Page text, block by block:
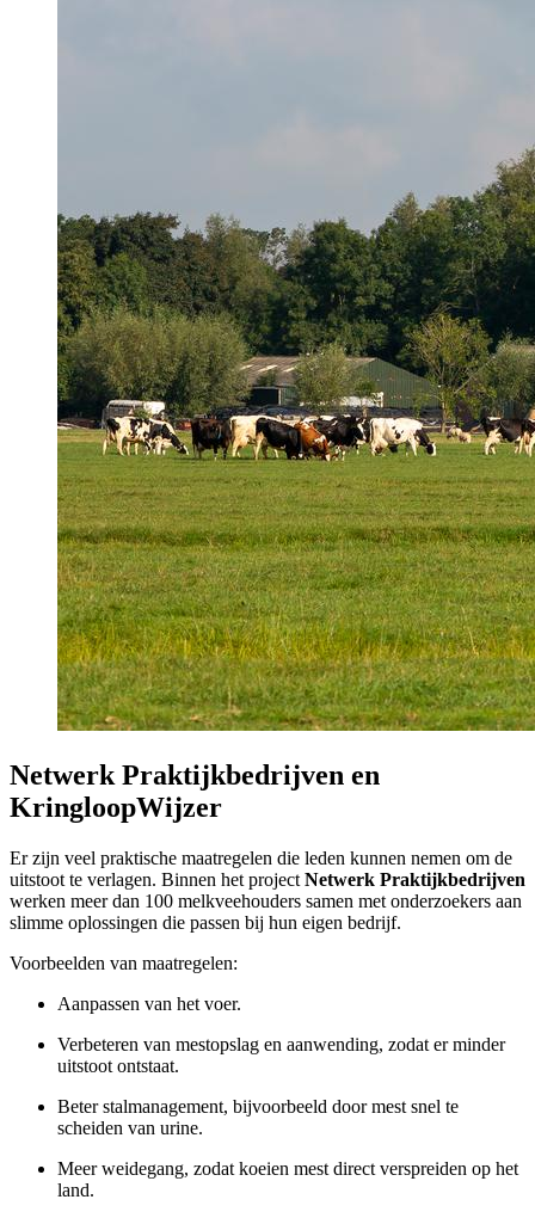
Netwerk Praktijkbedrijven en
KringloopWijzer
Er zijn veel praktische maatregelen die leden kunnen nemen om de
uitstoot te verlagen. Binnen het project Netwerk Praktijkbedrijven
werken meer dan 100 melkveehouders samen met onderzoekers aan
slimme oplossingen die passen bij hun eigen bedrijf.
Voorbeelden van maatregelen:
Aanpassen van het voer.
Verbeteren van mestopslag en aanwending, zodat er minder
uitstoot ontstaat.
Beter stalmanagement, bijvoorbeeld door mest snel te
scheiden van urine.
Meer weidegang, zodat koeien mest direct verspreiden op het
land.